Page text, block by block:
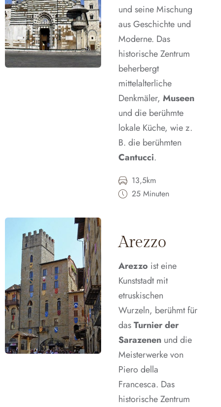
und seine Mischung
aus Geschichte und
Moderne. Das
historische Zentrum
beherbergt
mittelalterliche
Denkmäler, Museen
und die berühmte
lokale Küche, wie z.
B. die berühmten
Cantucci.
13,5km
25 Minuten
Arezzo
Arezzo ist eine
Kunststadt mit
etruskischen
Wurzeln, berühmt für
dasTurnier der
Sarazenenund die
Meisterwerke von
Piero della
Francesca. Das
historische Zentrum